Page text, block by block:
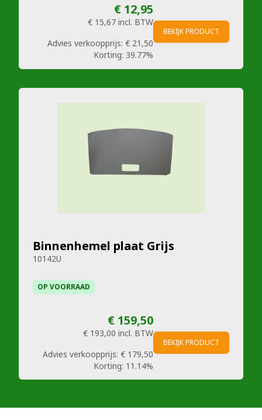
€ 12,95
€ 15,67 incl. BTW
Advies verkoopprijs: € 21,50
Korting: 39.77%
BEKIJK PRODUCT
Binnenhemel plaat Grijs
10142U
OP VOORRAAD
€ 159,50
€ 193,00 incl. BTW
Advies verkoopprijs: € 179,50
Korting: 11.14%
BEKIJK PRODUCT